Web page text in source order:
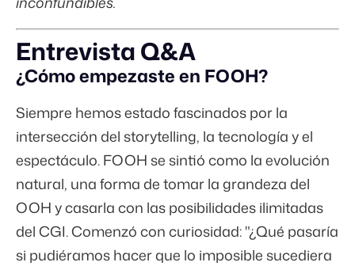
Entrevista Q&A
¿Cómo empezaste en FOOH?
Siempre hemos estado fascinados por la
intersección del storytelling, la tecnología y el
espectáculo. FOOH se sintió como la evolución
natural, una forma de tomar la grandeza del
OOH y casarla con las posibilidades ilimitadas
del CGI. Comenzó con curiosidad: "¿Qué pasaría
si pudiéramos hacer que lo imposible sucediera